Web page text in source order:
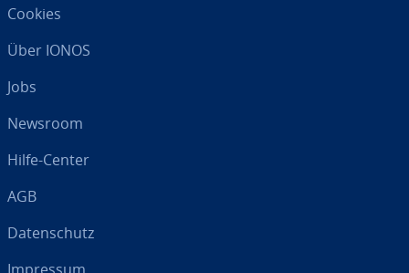
Cookies
Über IONOS
Jobs
Newsroom
Hilfe-Center
AGB
Da­ten­schutz